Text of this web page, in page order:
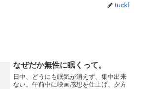
tuckf
なぜだか無性に眠くって。
日中、どうにも眠気が消えず、集中出来
ない。午前中に映画感想を仕上げ、夕方